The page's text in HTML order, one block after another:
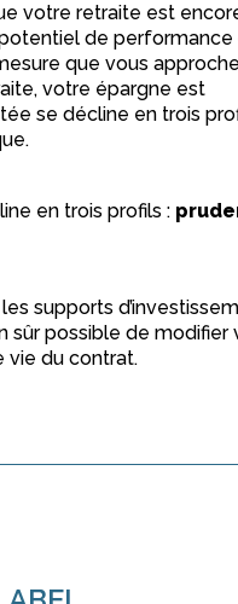
votre retraite est
de performance
que vous
votre épargne est
se décline en trois
en trois profils :
supports
sûr possible de modifier
vie du contrat.